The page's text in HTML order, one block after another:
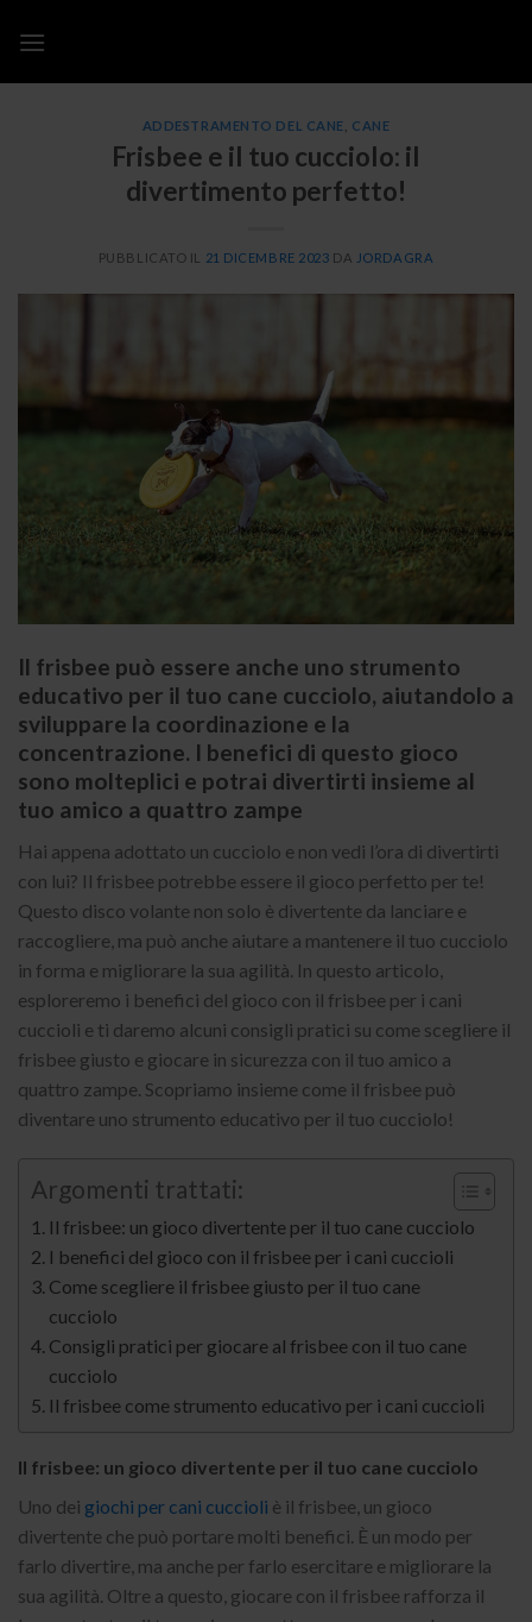
ADDESTRAMENTO DEL CANE CANE
Frisbee e il tuo cucciolo: il
divertimento perfetto!
PUBBLICATO IL 21 DICEMBRE 2023 DA JORDAGRA
Il frisbee può essere anche uno strumento
educativo per il tuo cane cucciolo, aiutandolo a
sviluppare la coordinazione e la
concentrazione. I benefici di questo gioco
sono molteplici e potrai divertirti insieme al
tuo amico a quattro zampe
Hai appena adottato un cucciolo e non vedi l’ora di divertirti
con lui? Il frisbee potrebbe essere il gioco perfetto per te!
Questo disco volante non solo è divertente da lanciare e
raccogliere, ma può anche aiutare a mantenere il tuo cucciolo
in forma e migliorare la sua agilità. In questo articolo,
esploreremo i benefici del gioco con il frisbee per i cani
cuccioli e ti daremo alcuni consigli pratici su come scegliere il
frisbee giusto e giocare in sicurezza con il tuo amico a
quattro zampe. Scopriamo insieme come il frisbee può
diventare uno strumento educativo per il tuo cucciolo!
Argomenti trattati:
Il frisbee: un gioco divertente per il tuo cane cucciolo
I benefici del gioco con il frisbee per i cani cuccioli
Come scegliere il frisbee giusto per il tuo cane
cucciolo
Consigli pratici per giocare al frisbee con il tuo cane
cucciolo
Il frisbee come strumento educativo per i cani cuccioli
Il frisbee: un gioco divertente per il tuo cane cucciolo
Uno dei giochi per cani cuccioli è il frisbee, un gioco
divertente che può portare molti benefici. È un modo per
farlo divertire, ma anche per farlo esercitare e migliorare la
sua agilità. Oltre a questo, giocare con il frisbee rafforza il